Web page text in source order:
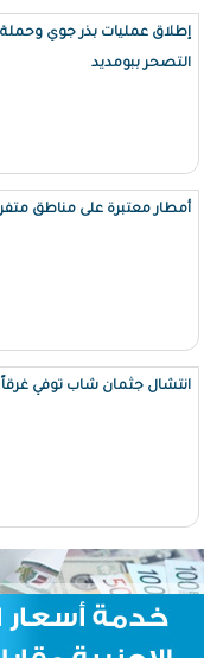
إطلاق عمليات بذر جوي
التصحر ببومديد
أمطار معتبرة على مناطق
انتشال جثمان شاب توفي غرقاً